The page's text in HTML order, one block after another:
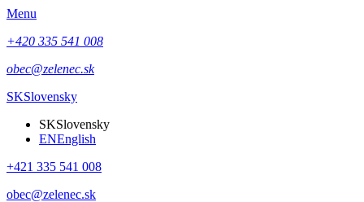
Menu
+420 335 541 008
obec@zelenec.sk
SKSlovensky
SKSlovensky
ENEnglish
+421 335 541 008
obec@zelenec.sk